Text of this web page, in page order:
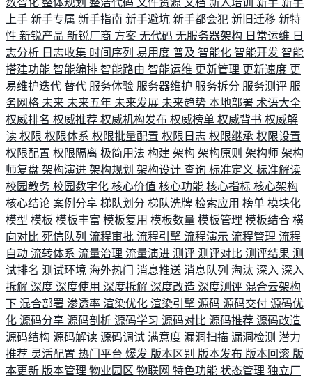
上手 新手专属 新手指南 新手避坑 新手都会犯 新旧迁移 新特
性 新锐产品 新锐厂商 方案 无代码 无服务器架构 日常运维 日
志分析 日志收集 时间序列 易用度 普及 智能化 智能开发 智能
搭建功能 智能编排 智能路由 智能运维 更新管理 更新速度 更
易维护迭代 替代 服务体验 服务器维护 服务拆分 服务测评 服
务网格 未来 未来五年 未来发展 未来趋势 本地部署 术语大全
权威排名 权威推荐 权威机构发布 权威榜单 权威背书 权威解
读 权限 权限体系 权限批量配置 权限日志 权限继承 权限设置
权限配置 权限隔离 极简用法 构建 架构 架构原则 架构师 架构
师复盘 架构演进 架构规划 架构设计 查询 标准定义 标准解读
校园教务 校园数字化 核心价值 核心功能 核心指标 核心架构
核心结论 案例分享 梯队划分 梯队洗牌 检索应用 榜单 模块化
模型 模板 模板丰富 模板复用 模板数量 模板管理 模板结合 横
向对比 死信队列 流程审批 流程引擎 流程演示 流程管理 流程
自动 流转体系 流量治理 流量演进 测评 测评对比 测评结果 测
试排名 测试环境 海外热门 消息推送 消息队列 淘汰 深入 深入
拆解 深度 深度使用 深度拆解 深度改造 深度测评 混合云架构
下 混合部署 渗透率 渲染优化 渲染引擎 源码 源码交付 源码优
化 源码分享 源码剖析 源码学习 源码对比 源码推荐 源码改造
源码结构 源码解读 源码调试 满意度 漏洞扫描 漏洞检测 潜力
推荐 灵活配置 热门平台 爆发 版本区别 版本发布 版本回滚 版
本更新 版本管理 物业园区 物联网 特色功能 状态管理 独立厂